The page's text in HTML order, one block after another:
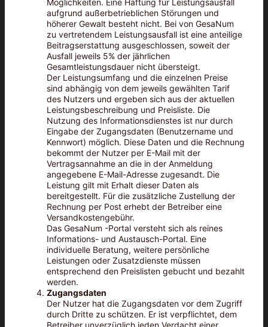
aufgrund außerbetrieblichen Störungen und
höherer Gewalt besteht nicht. Bei von GesaNum
zu vertretendem Leistungsausfall ist eine anteilige
Beitragserstattung ausgeschlossen, soweit der
Ausfall jeweils 5% der jährlichen
Gesamtleistungsdauer nicht übersteigt.
Der Leistungsumfang und die einzelnen Preise
sind abhängig von dem jeweils gewählten Tarif
des Nutzers und ergeben sich aus der aktuellen
Leistungsbeschreibung und Preisliste. Die
Nutzung des Informationsdienstes ist nur durch
Eingabe der Zugangsdaten (Benutzername und
Kennwort) möglich. Diese Daten und die Rechnung
bekommt der Nutzer per E-Mail mit der
Vertragsannahme an die in der Anmeldung
angegebene E-Mail-Adresse zugesandt. Die
Leistung gilt mit Erhalt dieser Daten als
bereitgestellt. Für die zusätzliche Zustellung der
Rechnung per Post erhebt der Betreiber eine
Versandkostengebühr.
Das GesaNum -Portal versteht sich als reines
Informations- und Austausch-Portal. Eine
individuelle Beratung, weitere persönliche
Leistungen oder Zusatzdienste müssen
entsprechend den Preislisten gebucht und bezahlt
werden.
Zugangsdaten
Der Nutzer hat die Zugangsdaten vor dem Zugriff
durch Dritte zu schützen. Er ist verpflichtet, dem
Betreiber unverzüglich jeden Verdacht einer